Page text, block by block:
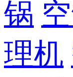
锅
理机